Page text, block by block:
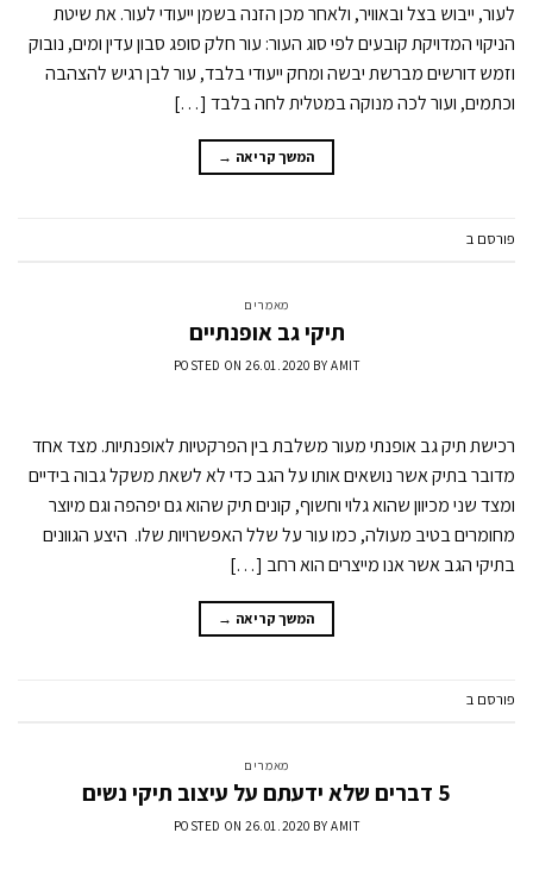
לעור, ייבוש בצל ובאוויר, ולאחר מכן הזנה בשמן ייעודי לעור. את שיטת
הניקוי המדויקת קובעים לפי סוג העור: עור חלק סופג סבון עדין ומים, נובוק
וזמש דורשים מברשת יבשה ומחק ייעודי בלבד, עור לבן רגיש להצהבה
וכתמים, ועור לכה מנוקה במטלית לחה בלבד […]
המשך קריאה →
פורסם ב
מאמרים
תיקי גב אופנתיים
POSTED ON26.01.2020 BYAMIT
רכישת תיק גב אופנתי מעור משלבת בין הפרקטיות לאופנתיות. מצד אחד
מדובר בתיק אשר נושאים אותו על הגב כדי לא לשאת משקל גבוה בידיים
ומצד שני מכיוון שהוא גלוי וחשוף, קונים תיק שהוא גם יפהפה וגם מיוצר
מחומרים בטיב מעולה, כמו עור על שלל האפשרויות שלו. היצע הגוונים
בתיקי הגב אשר אנו מייצרים הוא רחב […]
המשך קריאה →
פורסם ב
מאמרים
5 דברים שלא ידעתם על עיצוב תיקי נשים
POSTED ON26.01.2020 BYAMIT